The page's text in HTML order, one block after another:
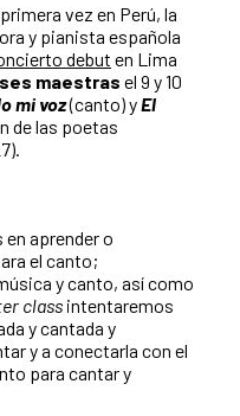
vez en Perú, la
y pianista española
debut en Lima
maestras el 9 y 10
mi voz(canto) yEl
de las poetas
aprender o
el canto;
y canto, así como
class intentaremos
y cantada y
y a conectarla con el
para cantar y